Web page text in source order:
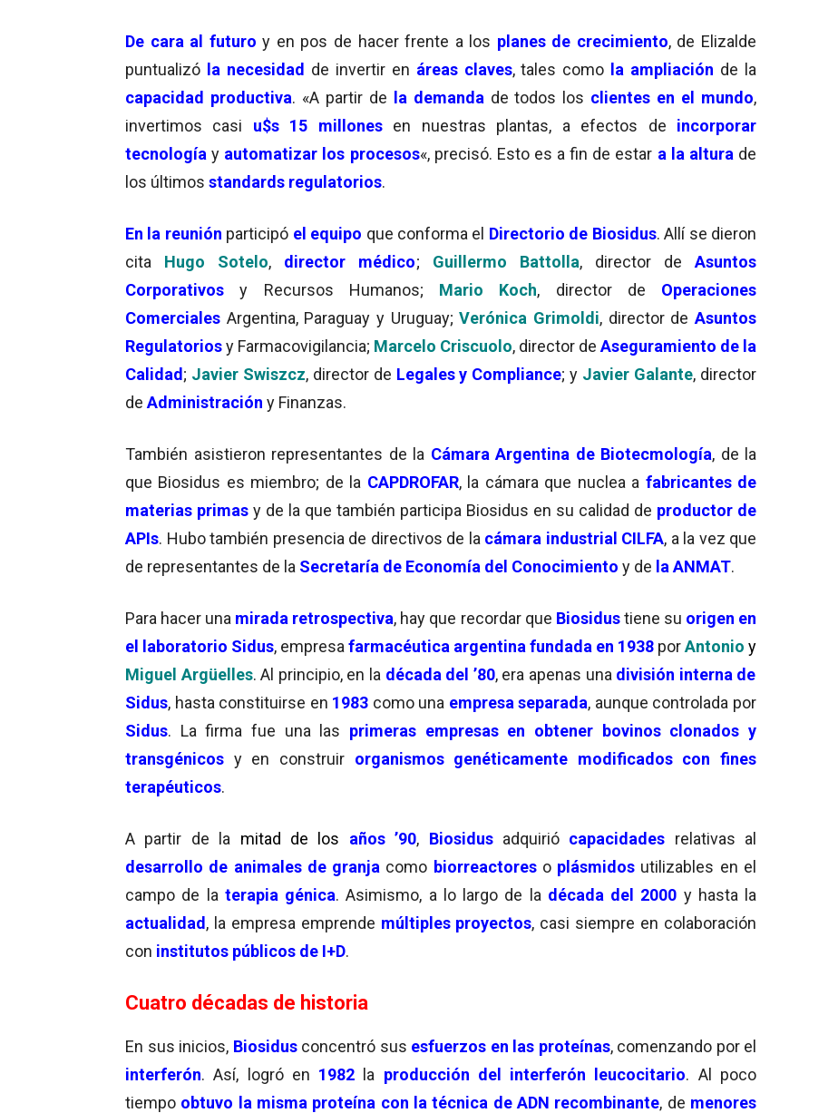
De cara al futuro y en pos de hacer frente a los planes de crecimiento, de Elizalde
puntualizó la necesidad de invertir en áreas claves, tales como la ampliación de la
capacidad productiva. «A partir de la demanda de todos los clientes en el mundo,
invertimos casi u$s 15 millonesen nuestras plantas, a efectos de incorporar
tecnología y automatizar los procesos«, precisó. Esto es a fin de estar a la altura de
los últimos standards regulatorios.
En la reunión participó el equipo que conforma el Directorio de Biosidus. Allí se dieron
cita Hugo Sotelo, director médico; Guillermo Battolla, director deAsuntos
Corporativos
y Recursos Humanos; Mario Koch, director de Operaciones
Comerciales Argentina, Paraguay y Uruguay;Verónica Grimoldi, director deAsuntos
Regulatoriosy Farmacovigilancia; Marcelo Criscuolo, director de Aseguramiento de la
Calidad; Javier Swiszcz, director de Legales y Compliance; y Javier Galante, director
de Administración y Finanzas.
También asistieron representantes de la Cámara Argentina de Biotecmología, de la
que Biosidus es miembro; de la CAPDROFAR, la cámara que nuclea a fabricantes de
materias primas y de la que también participa Biosidus en su calidad de productor de
APIs. Hubo también presencia de directivos de la cámara industrial CILFA, a la vez que
de representantes de la Secretaría de Economía del Conocimiento y de la ANMAT.
Para hacer una mirada retrospectiva, hay que recordar que Biosidustiene su origen en
el laboratorio Sidus, empresa farmacéutica argentina fundada en 1938 porAntonio y
Miguel Argüelles. Al principio, en la década del ’80, era apenas una división interna de
Sidus, hasta constituirse en 1983 como una empresa separada, aunque controlada por
Sidus. La firma fue una las primeras empresas en obtener bovinos clonados y
transgénicos y en construir organismos genéticamente modificados con fines
terapéuticos.
A partir de la mitad de los años ’90, Biosidusadquirió capacidades relativas al
desarrollo de animales de granja como biorreactoreso plásmidos utilizables en el
campo de la terapia génica. Asimismo, a lo largo de la década del 2000 y hasta la
actualidad, la empresa emprende múltiples proyectos, casi siempre en colaboración
con institutos públicos de I+D.
Cuatro décadas de historia
En sus inicios, Biosidusconcentró sus esfuerzos en las proteínas, comenzando por el
interferón. Así, logró en 1982 la producción del interferón leucocitario. Al poco
tiempo obtuvo la misma proteína con la técnica de ADN recombinante, de menores